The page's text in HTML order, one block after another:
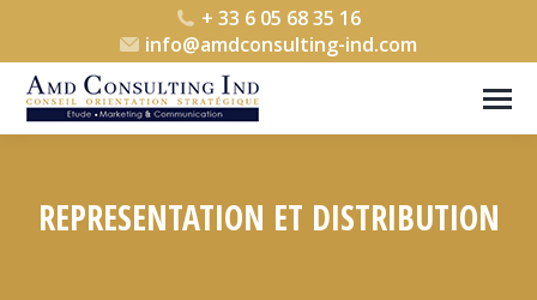
+ 33 6 05 68 35 16
info@amdconsulting-ind.com
REPRESENTATION ET DISTRIBUTION